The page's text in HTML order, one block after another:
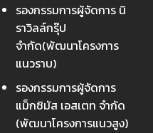
รองกรรมการผู้จัดการ นิ
ราวิลล์กรุ๊ป
จำกัด(พัฒนาโครงการ
แนวราบ)
รองกรรมการผู้จัดการ
แม็กซิมัส เอสเตท จำกัด
(พัฒนาโครงการแนวสูง)